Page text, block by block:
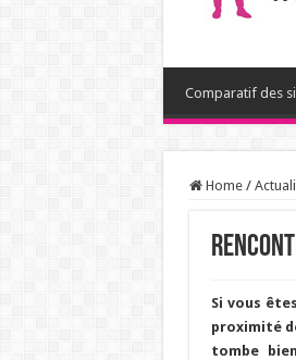
Comparatif des
Home /
Si vous
proximité
tombe